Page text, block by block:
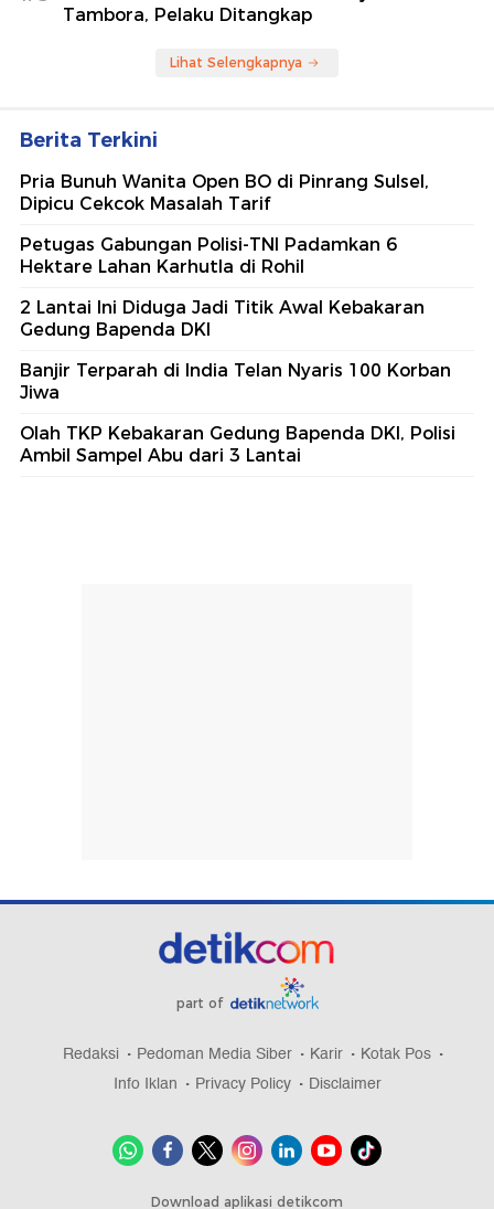
Tambora, Pelaku Ditangkap
Lihat Selengkapnya
Berita Terkini
Pria Bunuh Wanita Open BO di Pinrang Sulsel,
Dipicu Cekcok Masalah Tarif
Petugas Gabungan Polisi-TNI Padamkan 6
Hektare Lahan Karhutla di Rohil
2 Lantai Ini Diduga Jadi Titik Awal Kebakaran
Gedung Bapenda DKI
Banjir Terparah di India Telan Nyaris 100 Korban
Jiwa
Olah TKP Kebakaran Gedung Bapenda DKI, Polisi
Ambil Sampel Abu dari 3 Lantai
part of
Redaksi Pedoman Media Siber Karir
Kotak Pos
Info Iklan
Privacy Policy Disclaimer
Download aplikasi detikcom